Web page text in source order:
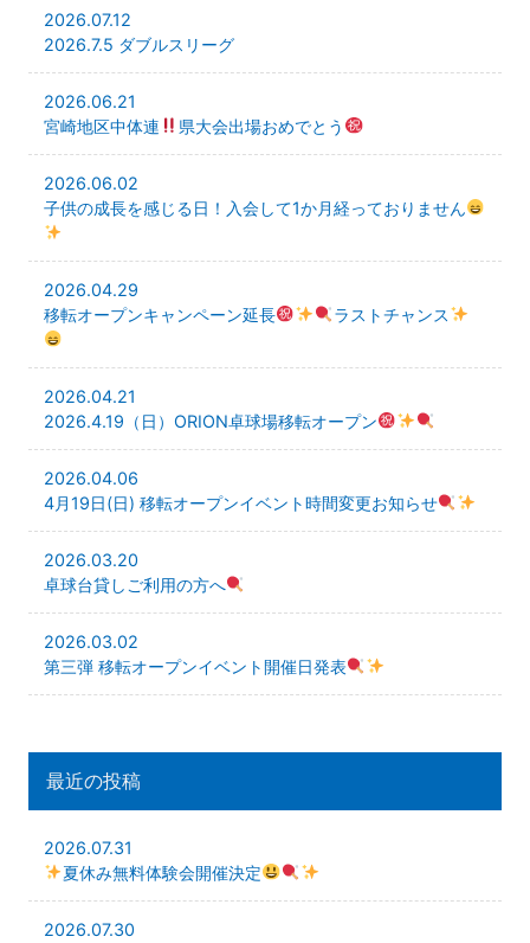
レッスン・料金
スケジュール
お問い合わせ
2026.07.12
2026.7.5 ダブルスリーグ
2026.06.21
宮崎地区中体連
県大会出場おめでとう
2026.06.02
子供の成長を感じる日！入会して1か月経っておりません
2026.04.29
移転オープンキャンペーン延長
ラストチャンス
2026.04.21
2026.4.19（日）ORION卓球場移転オープン
2026.04.06
4月19日(日) 移転オープンイベント時間変更お知らせ
2026.03.20
卓球台貸しご利用の方へ
2026.03.02
第三弾 移転オープンイベント開催日発表
最近の投稿
2026.07.31
夏休み無料体験会開催決定
2026.07.30